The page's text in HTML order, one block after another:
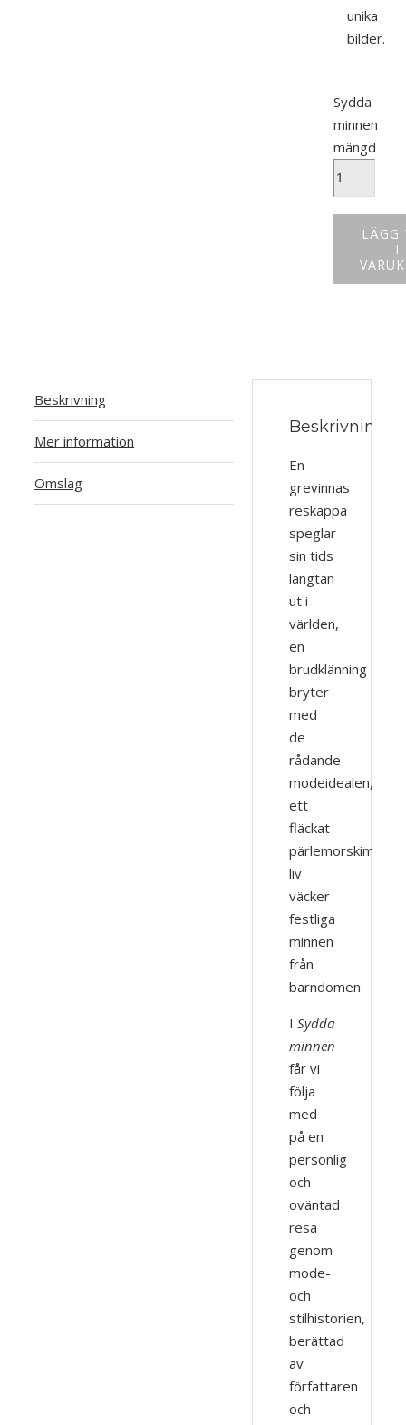
unika
bilder.
Sydda
minnen
mängd
LÄGG
I
Beskrivning
Mer information
Omslag
Beskrivning
En
grevinnas
reskappa
speglar
sin tids
längtan
ut i
världen,
en
brudklänning
bryter
med
de
rådande
modeidealen,
ett
fläckat
liv
väcker
festliga
minnen
från
barndomen
I Sydda
minnen
får vi
följa
med
på en
personlig
och
oväntad
resa
genom
mode-
och
stilhistorien,
berättad
av
författaren
och